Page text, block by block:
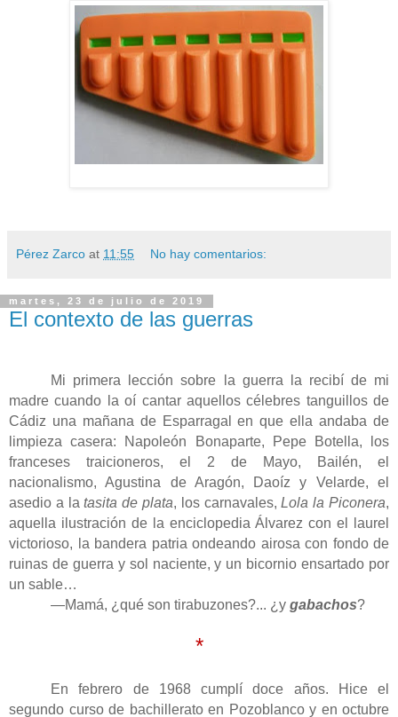
Pérez Zarco at 11:55 No hay comentarios:
martes, 23 de julio de 2019
El contexto de las guerras
Mi primera lección sobre la guerra la recibí de mi
madre cuando la oí cantar aquellos célebres tanguillos de
Cádiz una mañana de Esparragal en que ella andaba de
limpieza casera: Napoleón Bonaparte, Pepe Botella, los
franceses traicioneros, el 2 de Mayo, Bailén, el
nacionalismo, Agustina de Aragón, Daoíz y Velarde, el
asedio a latasita de plata, los carnavales,Lola la Piconera,
aquella ilustración de la enciclopedia Álvarez con el laurel
victorioso, la bandera patria ondeando airosa con fondo de
ruinas de guerra y sol naciente, y un bicornio ensartado por
un sable…
—Mamá, ¿qué son tirabuzones?... ¿ygabachos?
*
En febrero de 1968 cumplí doce años. Hice el
segundo curso de bachillerato en Pozoblanco y en octubre